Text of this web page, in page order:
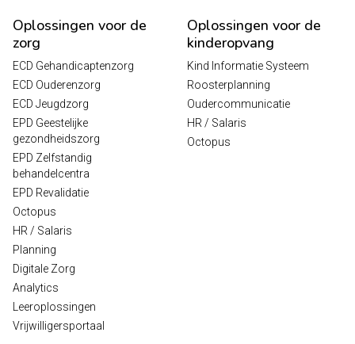
Oplossingen voor de
zorg
ECD Gehandicaptenzorg
ECD Ouderenzorg
ECD Jeugdzorg
EPD Geestelijke
gezondheidszorg
EPD Zelfstandig
behandelcentra
EPD Revalidatie
Octopus
HR / Salaris
Planning
Digitale Zorg
Analytics
Leeroplossingen
Vrijwilligersportaal
Oplossingen voor de
kinderopvang
Kind Informatie Systeem
Roosterplanning
Oudercommunicatie
HR / Salaris
Octopus